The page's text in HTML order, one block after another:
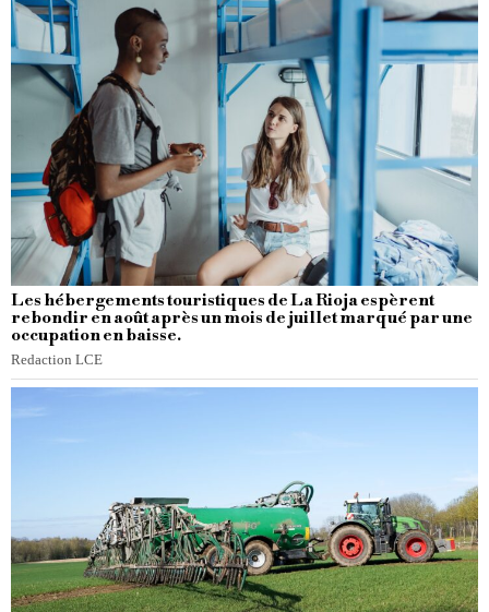
Les hébergements touristiques de La Rioja espèrent
rebondir en août après un mois de juillet marqué par une
occupation en baisse.
Redaction LCE